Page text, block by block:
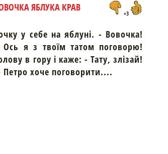
ЯБЛУКА КРАВ
+3
у себе на яблуні. - Вовочка!
я з твоїм татом поговорю!
в гору і каже: - Тату, злізай!
хоче поговорити....